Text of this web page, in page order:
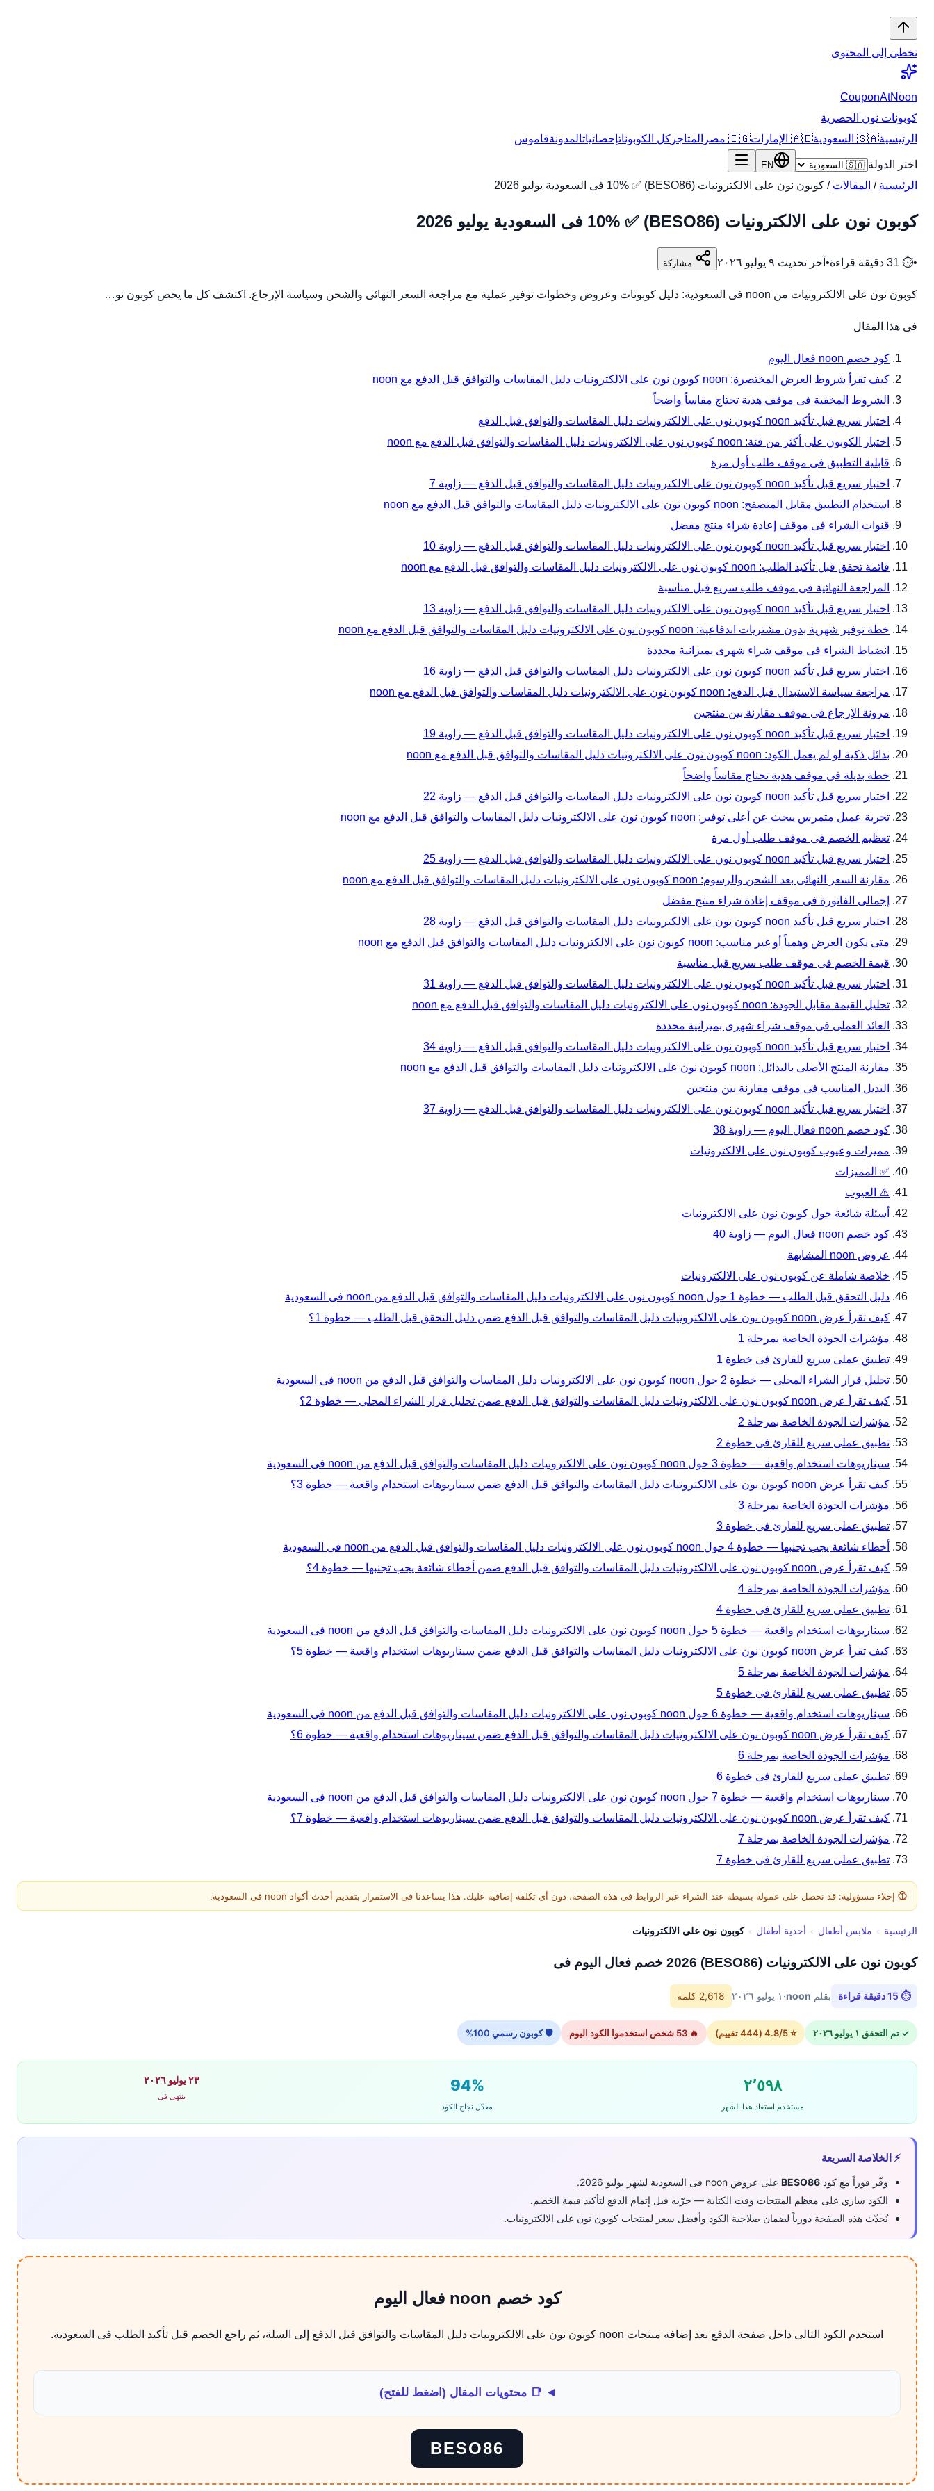
تخطى إلى المحتوى
CouponAtNoon
كوبونات نون الحصرية
الرئيسية🇸🇦 السعودية 🇦🇪 الإمارات 🇪🇬 مصر المتاجر كل الكوبوناتإحصائياتالمدونةقاموس
اختر الدولة EN
الرئيسية / المقالات / كوبون نون على الالكترونيات (BESO86) ✅ 10% فى السعودية يوليو 2026
كوبون نون على الالكترونيات (BESO86) ✅ 10% فى السعودية يوليو 2026
•
⏱
31 دقيقة قراءة• آخر تحديث ٩ يوليو ٢٠٢٦ مشاركة
كوبون نون على الالكترونيات من noon فى السعودية: دليل كوبونات وعروض وخطوات توفير عملية مع مراجعة السعر النهائى والشحن وسياسة الإرجاع. اكتشف كل ما يخص كوبون نو…
فى هذا المقال
كود خصم noon فعال اليوم
كيف تقرأ شروط العرض المختصرة: noon كوبون نون على الالكترونيات دليل المقاسات والتوافق قبل الدفع مع noon
الشروط المخفية فى موقف هدية تحتاج مقاساً واضحاً
اختبار سريع قبل تأكيد noon كوبون نون على الالكترونيات دليل المقاسات والتوافق قبل الدفع
اختبار الكوبون على أكثر من فئة: noon كوبون نون على الالكترونيات دليل المقاسات والتوافق قبل الدفع مع noon
قابلية التطبيق فى موقف طلب أول مرة
اختبار سريع قبل تأكيد noon كوبون نون على الالكترونيات دليل المقاسات والتوافق قبل الدفع — زاوية 7
استخدام التطبيق مقابل المتصفح: noon كوبون نون على الالكترونيات دليل المقاسات والتوافق قبل الدفع مع noon
قنوات الشراء فى موقف إعادة شراء منتج مفضل
اختبار سريع قبل تأكيد noon كوبون نون على الالكترونيات دليل المقاسات والتوافق قبل الدفع — زاوية 10
قائمة تحقق قبل تأكيد الطلب: noon كوبون نون على الالكترونيات دليل المقاسات والتوافق قبل الدفع مع noon
المراجعة النهائية فى موقف طلب سريع قبل مناسبة
اختبار سريع قبل تأكيد noon كوبون نون على الالكترونيات دليل المقاسات والتوافق قبل الدفع — زاوية 13
خطة توفير شهرية بدون مشتريات اندفاعية: noon كوبون نون على الالكترونيات دليل المقاسات والتوافق قبل الدفع مع noon
انضباط الشراء فى موقف شراء شهرى بميزانية محددة
اختبار سريع قبل تأكيد noon كوبون نون على الالكترونيات دليل المقاسات والتوافق قبل الدفع — زاوية 16
مراجعة سياسة الاستبدال قبل الدفع: noon كوبون نون على الالكترونيات دليل المقاسات والتوافق قبل الدفع مع noon
مرونة الإرجاع فى موقف مقارنة بين منتجين
اختبار سريع قبل تأكيد noon كوبون نون على الالكترونيات دليل المقاسات والتوافق قبل الدفع — زاوية 19
بدائل ذكية لو لم يعمل الكود: noon كوبون نون على الالكترونيات دليل المقاسات والتوافق قبل الدفع مع noon
خطة بديلة فى موقف هدية تحتاج مقاساً واضحاً
اختبار سريع قبل تأكيد noon كوبون نون على الالكترونيات دليل المقاسات والتوافق قبل الدفع — زاوية 22
تجربة عميل متمرس يبحث عن أعلى توفير: noon كوبون نون على الالكترونيات دليل المقاسات والتوافق قبل الدفع مع noon
تعظيم الخصم فى موقف طلب أول مرة
اختبار سريع قبل تأكيد noon كوبون نون على الالكترونيات دليل المقاسات والتوافق قبل الدفع — زاوية 25
مقارنة السعر النهائى بعد الشحن والرسوم: noon كوبون نون على الالكترونيات دليل المقاسات والتوافق قبل الدفع مع noon
إجمالى الفاتورة فى موقف إعادة شراء منتج مفضل
اختبار سريع قبل تأكيد noon كوبون نون على الالكترونيات دليل المقاسات والتوافق قبل الدفع — زاوية 28
متى يكون العرض وهمياً أو غير مناسب: noon كوبون نون على الالكترونيات دليل المقاسات والتوافق قبل الدفع مع noon
قيمة الخصم فى موقف طلب سريع قبل مناسبة
اختبار سريع قبل تأكيد noon كوبون نون على الالكترونيات دليل المقاسات والتوافق قبل الدفع — زاوية 31
تحليل القيمة مقابل الجودة: noon كوبون نون على الالكترونيات دليل المقاسات والتوافق قبل الدفع مع noon
العائد العملى فى موقف شراء شهرى بميزانية محددة
اختبار سريع قبل تأكيد noon كوبون نون على الالكترونيات دليل المقاسات والتوافق قبل الدفع — زاوية 34
مقارنة المنتج الأصلى بالبدائل: noon كوبون نون على الالكترونيات دليل المقاسات والتوافق قبل الدفع مع noon
البديل المناسب فى موقف مقارنة بين منتجين
اختبار سريع قبل تأكيد noon كوبون نون على الالكترونيات دليل المقاسات والتوافق قبل الدفع — زاوية 37
كود خصم noon فعال اليوم — زاوية 38
مميزات وعيوب كوبون نون على الالكترونيات
✅ المميزات
⚠️ العيوب
أسئلة شائعة حول كوبون نون على الالكترونيات
كود خصم noon فعال اليوم — زاوية 40
عروض noon المشابهة
خلاصة شاملة عن كوبون نون على الالكترونيات
دليل التحقق قبل الطلب — خطوة 1 حول noon كوبون نون على الالكترونيات دليل المقاسات والتوافق قبل الدفع من noon فى السعودية
كيف تقرأ عرض noon كوبون نون على الالكترونيات دليل المقاسات والتوافق قبل الدفع ضمن دليل التحقق قبل الطلب — خطوة 1؟
مؤشرات الجودة الخاصة بمرحلة 1
تطبيق عملى سريع للقارئ فى خطوة 1
تحليل قرار الشراء المحلى — خطوة 2 حول noon كوبون نون على الالكترونيات دليل المقاسات والتوافق قبل الدفع من noon فى السعودية
كيف تقرأ عرض noon كوبون نون على الالكترونيات دليل المقاسات والتوافق قبل الدفع ضمن تحليل قرار الشراء المحلى — خطوة 2؟
مؤشرات الجودة الخاصة بمرحلة 2
تطبيق عملى سريع للقارئ فى خطوة 2
سيناريوهات استخدام واقعية — خطوة 3 حول noon كوبون نون على الالكترونيات دليل المقاسات والتوافق قبل الدفع من noon فى السعودية
كيف تقرأ عرض noon كوبون نون على الالكترونيات دليل المقاسات والتوافق قبل الدفع ضمن سيناريوهات استخدام واقعية — خطوة 3؟
مؤشرات الجودة الخاصة بمرحلة 3
تطبيق عملى سريع للقارئ فى خطوة 3
أخطاء شائعة يجب تجنبها — خطوة 4 حول noon كوبون نون على الالكترونيات دليل المقاسات والتوافق قبل الدفع من noon فى السعودية
كيف تقرأ عرض noon كوبون نون على الالكترونيات دليل المقاسات والتوافق قبل الدفع ضمن أخطاء شائعة يجب تجنبها — خطوة 4؟
مؤشرات الجودة الخاصة بمرحلة 4
تطبيق عملى سريع للقارئ فى خطوة 4
سيناريوهات استخدام واقعية — خطوة 5 حول noon كوبون نون على الالكترونيات دليل المقاسات والتوافق قبل الدفع من noon فى السعودية
كيف تقرأ عرض noon كوبون نون على الالكترونيات دليل المقاسات والتوافق قبل الدفع ضمن سيناريوهات استخدام واقعية — خطوة 5؟
مؤشرات الجودة الخاصة بمرحلة 5
تطبيق عملى سريع للقارئ فى خطوة 5
سيناريوهات استخدام واقعية — خطوة 6 حول noon كوبون نون على الالكترونيات دليل المقاسات والتوافق قبل الدفع من noon فى السعودية
كيف تقرأ عرض noon كوبون نون على الالكترونيات دليل المقاسات والتوافق قبل الدفع ضمن سيناريوهات استخدام واقعية — خطوة 6؟
مؤشرات الجودة الخاصة بمرحلة 6
تطبيق عملى سريع للقارئ فى خطوة 6
سيناريوهات استخدام واقعية — خطوة 7 حول noon كوبون نون على الالكترونيات دليل المقاسات والتوافق قبل الدفع من noon فى السعودية
كيف تقرأ عرض noon كوبون نون على الالكترونيات دليل المقاسات والتوافق قبل الدفع ضمن سيناريوهات استخدام واقعية — خطوة 7؟
مؤشرات الجودة الخاصة بمرحلة 7
تطبيق عملى سريع للقارئ فى خطوة 7
⓵ إخلاء مسؤولية: قد نحصل على عمولة بسيطة عند الشراء عبر الروابط فى هذه الصفحة، دون أى تكلفة إضافية عليك. هذا يساعدنا فى الاستمرار بتقديم أحدث أكواد noon فى السعودية.
الرئيسية › ملابس أطفال › أحذية أطفال › كوبون نون على الالكترونيات
كوبون نون على الالكترونيات (BESO86) 2026 خصم فعال اليوم فى
⏱ 15 دقيقة قراءة بقلم noon
· ١ يوليو ٢٠٢٦ 2,618 كلمة
✓ تم التحقق ١ يوليو ٢٠٢٦ ⭐ 4.8/5 (444 تقييم) 🔥 53 شخص استخدموا الكود اليوم 🛡 كوبون رسمي 100%
٢٬٥٩٨
مستخدم استفاد هذا الشهر
94%
معدّل نجاح الكود
٢٣ يوليو ٢٠٢٦
ينتهى فى
⚡ الخلاصة السريعة
وفّر فوراً مع كود BESO86 على عروض noon فى السعودية لشهر يوليو 2026.
الكود ساري على معظم المنتجات وقت الكتابة — جرّبه قبل إتمام الدفع لتأكيد قيمة الخصم.
نُحدّث هذه الصفحة دورياً لضمان صلاحية الكود وأفضل سعر لمنتجات كوبون نون على الالكترونيات.
كود خصم noon فعال اليوم
استخدم الكود التالى داخل صفحة الدفع بعد إضافة منتجات noon كوبون نون على الالكترونيات دليل المقاسات والتوافق قبل الدفع إلى السلة، ثم راجع الخصم قبل تأكيد الطلب فى السعودية.
📑 محتويات المقال (اضغط للفتح)
BESO86